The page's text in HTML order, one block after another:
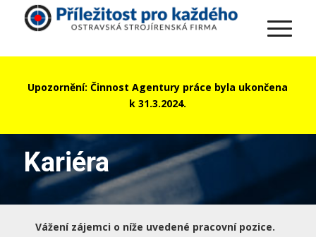
Upozornění: Činnost Agentury práce byla ukončena
k 31.3.2024.
Kariéra
Vážení zájemci o níže uvedené pracovní pozice.